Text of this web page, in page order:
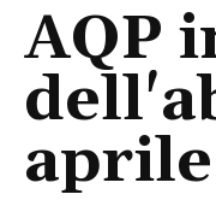
AQP
aprile